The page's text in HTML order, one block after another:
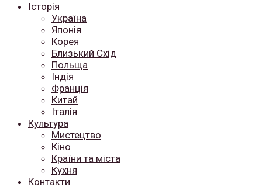
Історія
Україна
Японія
Корея
Близький Схід
Польща
Індія
Франція
Китай
Італія
Культура
Мистецтво
Кіно
Країни та міста
Кухня
Контакти